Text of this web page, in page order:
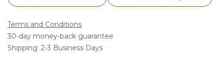
Terms and Conditions
30-day money-back guarantee
Shipping: 2-3 Business Days